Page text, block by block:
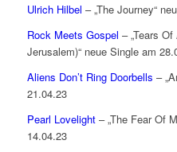
Ulrich Hilbel – „The Journey“
Rock Meets Gospel – „Tears
Jerusalem)“ neue Single am
Aliens Don’t Ring Doorbells –
21.04.23
Pearl Lovelight– „The Fear Of
14.04.23